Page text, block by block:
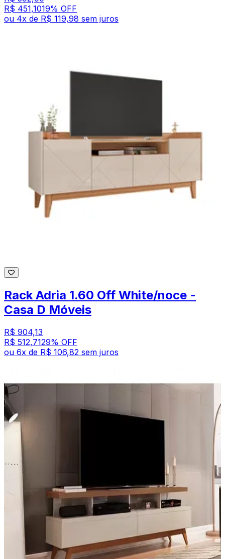
R$ 451,1019% OFF
ou 4x de R$ 119,98 sem juros
Rack Adria 1.60 Off White/noce -
Casa D Móveis
R$ 904,13
R$ 512,7129% OFF
ou 6x de R$ 106,82 sem juros